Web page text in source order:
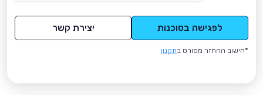
לפגישה בסוכנות יצירת קשר
*חישוב ההחזר מפורט בתקנון